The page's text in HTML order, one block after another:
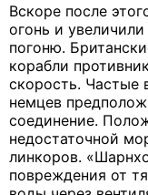
Вскоре после
огонь и
погоню.
корабли
скорость. Частые
немцев
соединение.
недостаточной
линкоров.
повреждения от